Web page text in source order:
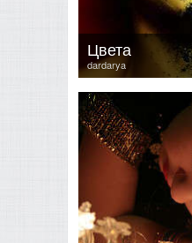
dardarya
Цвета